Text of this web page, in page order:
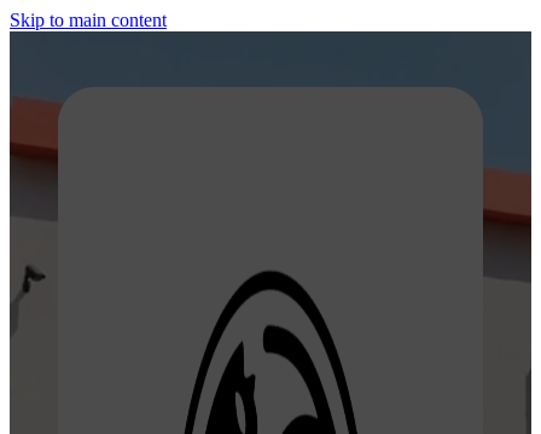
Skip to main content